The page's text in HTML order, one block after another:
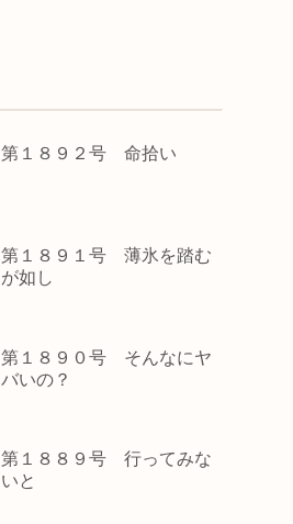
第１８９２号 命拾い
第１８９１号 薄氷を踏む
が如し
第１８９０号 そんなにヤ
バいの？
第１８８９号 行ってみな
いと